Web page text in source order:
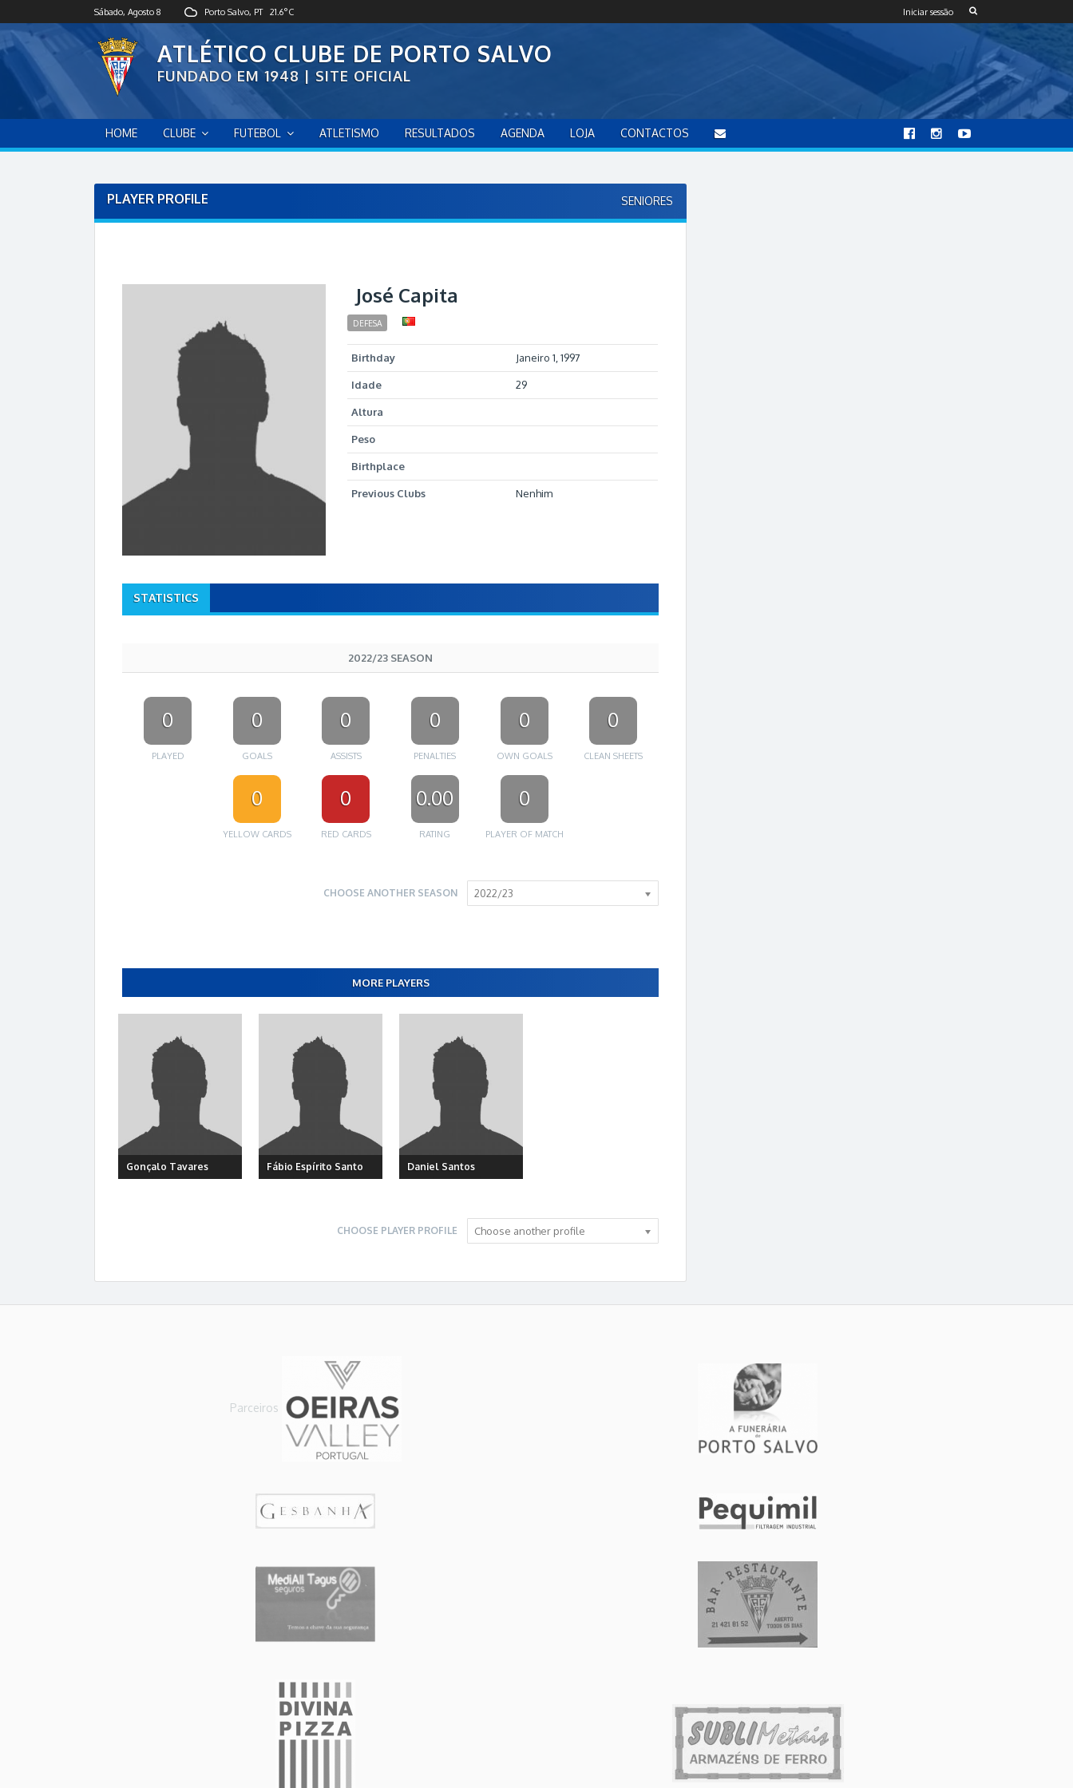
k
Sábado, Agosto 8 Porto Salvo, PT 21.6°C Iniciar sessão
ATLÉTICO CLUBE DE PORTO SALVO
FUNDADO EM 1948 | SITE OFICIAL
HOME CLUBE FUTEBOL ATLETISMO RESULTADOS AGENDA LOJA CONTACTOS
PLAYER PROFILE SENIORES
José Capita
DEFESA
Birthday Janeiro 1, 1997
Idade 29
Altura
Peso
Birthplace
Previous Clubs Nenhim
STATISTICS
2022/23 SEASON
0
PLAYED
0
GOALS
0
ASSISTS
0
PENALTIES
0
OWN GOALS
0
CLEAN SHEETS
0
YELLOW CARDS
0
RED CARDS
0.00
RATING
0
PLAYER OF MATCH
CHOOSE ANOTHER SEASON 2022/23
MORE PLAYERS
Gonçalo Tavares Fábio Espírito Santo Daniel Santos
CHOOSE PLAYER PROFILE Choose another profile
Parceiros